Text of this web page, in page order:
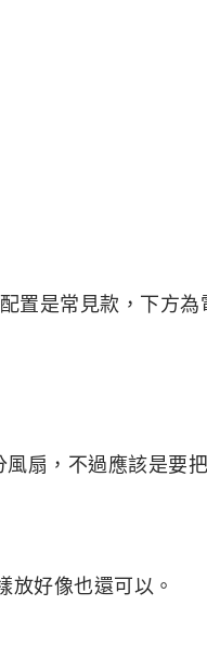
置是常見款，下方
扇，不過應該是要
放好像也還可以。